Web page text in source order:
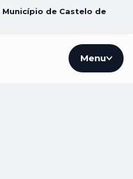
de Castelo de
Menu